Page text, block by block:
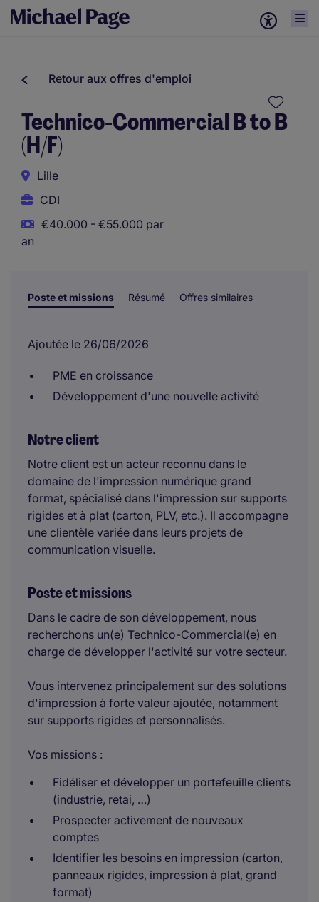
Retour aux offres d'emploi
Technico-Commercial B to B
(H/F)
Lille
CDI
€40.000 - €55.000 par
an
Poste et missions Résumé Offres similaires
Ajoutée le 26/06/2026
PME en croissance
Développement d'une nouvelle activité
Notre client
Notre client est un acteur reconnu dans le
domaine de l'impression numérique grand
format, spécialisé dans l'impression sur supports
rigides et à plat (carton, PLV, etc.). Il accompagne
une clientèle variée dans leurs projets de
communication visuelle.
Poste et missions
Dans le cadre de son développement, nous
recherchons un(e) Technico-Commercial(e) en
charge de développer l'activité sur votre secteur.
Vous intervenez principalement sur des solutions
d'impression à forte valeur ajoutée, notamment
sur supports rigides et personnalisés.
Vos missions :
Fidéliser et développer un portefeuille clients
(industrie, retai, …)
Prospecter activement de nouveaux
comptes
Identifier les besoins en impression (carton,
panneaux rigides, impression à plat, grand
format)